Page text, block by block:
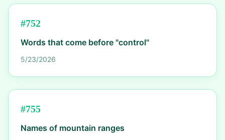
#752
Words that come before "control"
5/23/2026
#755
Names of mountain ranges